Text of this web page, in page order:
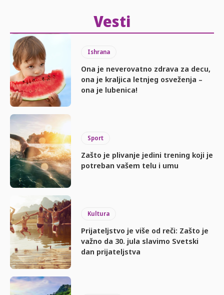
Vesti
Ishrana
Ona je neverovatno zdrava za decu,
ona je kraljica letnjeg osveženja –
ona je lubenica!
Sport
Zašto je plivanje jedini trening koji je
potreban vašem telu i umu
Kultura
Prijateljstvo je više od reči: Zašto je
važno da 30. jula slavimo Svetski
dan prijateljstva